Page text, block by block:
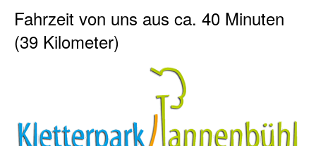
Fahrzeit von uns aus ca. 40 Minuten
(39 Kilometer)